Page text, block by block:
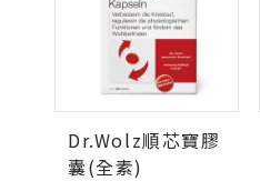
Dr.Wolz順芯寶膠
囊(全素)
會員專區
訂單查詢 使用條款
購物須知 退換貨流程